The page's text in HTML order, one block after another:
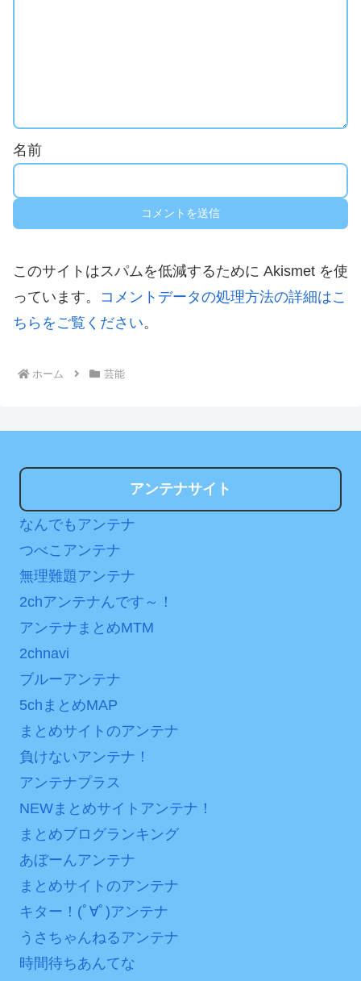
名前
このサイトはスパムを低減するために Akismet を使
っています。 コメントデータの処理方法の詳細はこ
ちらをご覧ください。
ホーム 芸能
アンテナサイト
なんでもアンテナ
つべこアンテナ
無理難題アンテナ
2chアンテナんです～！
アンテナまとめMTM
2chnavi
ブルーアンテナ
5chまとめMAP
まとめサイトのアンテナ
負けないアンテナ！
アンテナプラス
NEWまとめサイトアンテナ！
まとめブログランキング
あぼーんアンテナ
まとめサイトのアンテナ
キター！(ﾟ∀ﾟ)アンテナ
うさちゃんねるアンテナ
時間待ちあんてな